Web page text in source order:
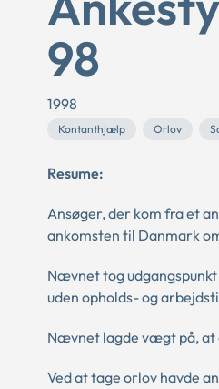
98
1998
Kontanthjælp Orlov
Resume:
Ansøger, der kom fra et
ankomsten til Danmark
Nævnet tog
uden opholds- og
Nævnet lagde vægt på, at
Ved at tage orlov havde